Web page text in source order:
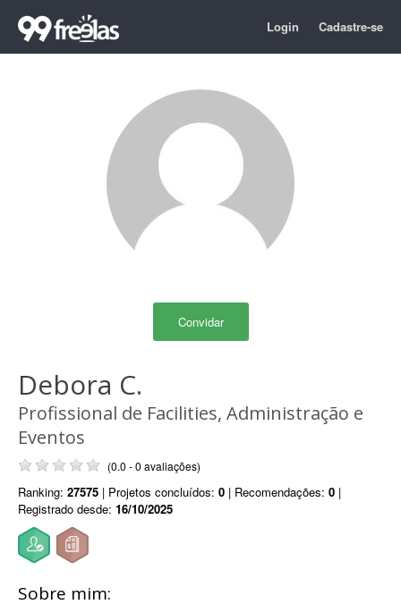
Login Cadastre-se
Convidar
Debora C.
Profissional de Facilities, Administração e
Eventos
(0.0 - 0 avaliações)
Ranking: 27575 | Projetos concluídos: 0 | Recomendações: 0 |
Registrado desde: 16/10/2025
Sobre mim: